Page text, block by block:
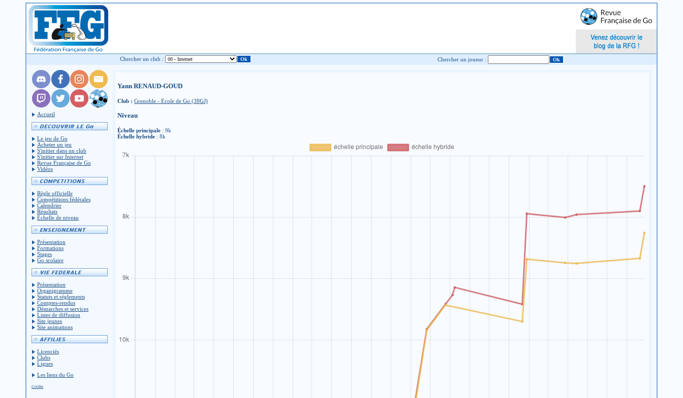
Chercher un club : Chercher un joueur :
Accueil
Le jeu de Go
Acheter un jeu
S'initier dans un club
S'initier sur Internet
Revue Française de Go
Vidéos
Règle officielle
Compétitions fédérales
Calendrier
Résultats
Échelle de niveau
Présentation
Formations
Stages
Go scolaire
Présentation
Organigramme
Statuts et réglements
Comptes-rendus
Démarches et services
Listes de diffusion
Site jeunes
Site animations
Licenciés
Clubs
Ligues
Les liens du Go
Crédits
Yann RENAUD-GOUD
Club : Grenoble - Ecole de Go (38GJ)
Niveau
Échelle principale : 9k
Échelle hybride : 8k